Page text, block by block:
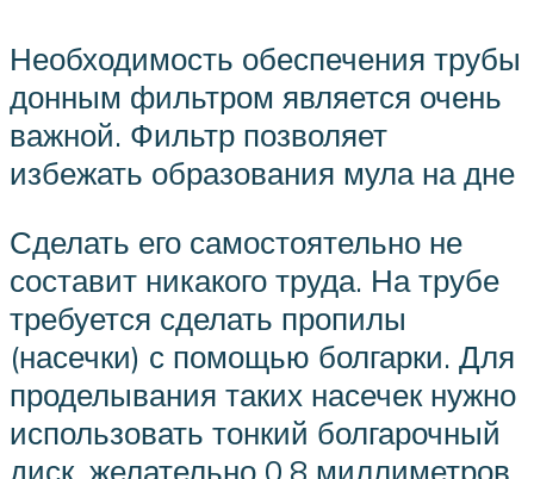
Необходимость обеспечения трубы
донным фильтром является очень
важной. Фильтр позволяет
избежать образования мула на дне
Сделать его самостоятельно не
составит никакого труда. На трубе
требуется сделать пропилы
(насечки) с помощью болгарки. Для
проделывания таких насечек нужно
использовать тонкий болгарочный
диск, желательно 0.8 миллиметров.